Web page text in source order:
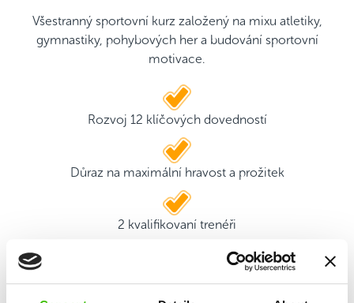
Všestranný sportovní kurz založený na mixu atletiky,
gymnastiky, pohybových her a budování sportovní
motivace.
Rozvoj 12 klíčových dovedností
Důraz na maximální hravost a prožitek
2 kvalifikovaní trenéři